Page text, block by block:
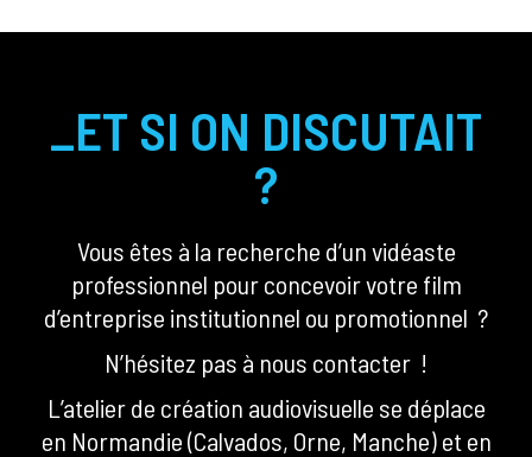
_ET SI ON DISCUTAIT
?
Vous êtes à la recherche d’un vidéaste
professionnel pour concevoir votre film
d’entreprise institutionnel ou promotionnel ?
N’hésitez pas à nous contacter !
L’atelier de création audiovisuelle se déplace
en Normandie (Calvados, Orne, Manche) et en